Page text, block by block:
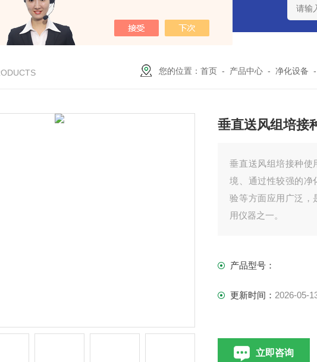
炉厂家 灰分测定马弗炉-郑州安晟科学仪器 SX2-9-17TP高温实验用热失
您的位置： 首页 - 产品中心 - 净化设备 -
垂直送风组培接
垂直送风组培接种使
境、通过性较强的净
验等方面应用广泛，
用仪器之一。
产品型号：
更新时间： 2026-05-
立即咨询